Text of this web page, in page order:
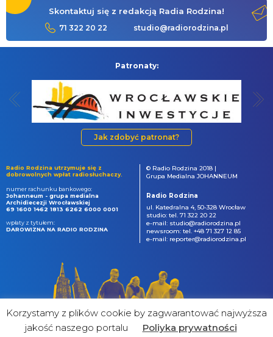
Skontaktuj się z redakcją Radia Rodzina!
71 322 20 22 studio@radiorodzina.pl
Patronaty:
Jak zdobyć patronat?
Radio Rodzina utrzymuje się z
dobrowolnych wpłat radiosłuchaczy.
numer rachunku bankowego:
Johanneum - grupa medialna
Archidiecezji Wrocławskiej
69 1600 1462 1813 6262 6000 0001
wpłaty z tytułem:
DAROWIZNA NA RADIO RODZINA
© Radio Rodzina 2018 |
Grupa Medialna JOHANNEUM
Radio Rodzina
ul. Katedralna 4, 50-328 Wrocław
studio: tel. 71 322 20 22
e-mail: studio@radiorodzina.pl
newsroom: tel. +48 71 327 12 85
e-mail: reporter@radiorodzina.pl
Korzystamy z plików cookie by zagwarantować najwyższa
jakość naszego portalu
Poliyka prywatności